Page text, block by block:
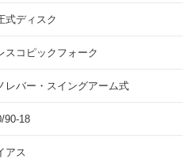
式ディスク
スコピックフォーク
レバー・スイングアーム式
90-18
アス